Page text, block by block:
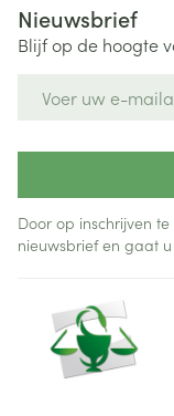
Nieuwsbrief
Blijf op de hoogte
Door op inschrijven
nieuwsbrief en gaat